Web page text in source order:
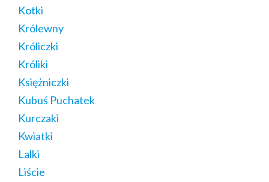
Kotki
Królewny
Króliczki
Króliki
Księżniczki
Kubuś Puchatek
Kurczaki
Kwiatki
Lalki
Liście